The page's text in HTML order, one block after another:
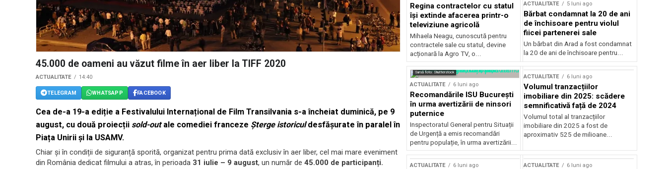
45.000 de oameni au văzut filme în aer liber la TIFF 2020
ACTUALITATE 14:40
TELEGRAM WHATSAPP FACEBOOK
Cea de-a 19-a ediție a Festivalului Internațional de Film Transilvania s-a încheiat duminică, pe 9
august, cu două proiecții sold-outale comediei franceze Șterge istoriculdesfășurate în paralel în
Piața Unirii și la USAMV.
Chiar și în condiții de siguranță sporită, organizat pentru prima dată exclusiv în aer liber, cel mai mare eveniment
din România dedicat filmului a atras, în perioada 31 iulie – 9 august, un număr de 45.000 de participanți.
Regina contractelor cu statul
își extinde afacerea printr-o
televiziune agricolă
Mihaela Neagu, cunoscută pentru
contractele sale cu statul, devine
acționară la Agro TV, o...
ACTUALITATE 5 luni ago
Bărbat condamnat la 20 de ani
de închisoare pentru violul
fiicei partenerei sale
Un bărbat din Arad a fost condamnat
la 20 de ani de închisoare pentru...
Sursă foto: Shutterstock
ACTUALITATE 6 luni ago
Recomandările ISU București
în urma avertizării de ninsori
puternice
Inspectoratul General pentru Situații
de Urgență a emis recomandări
pentru populație, în urma avertizării...
ACTUALITATE 6 luni ago
Volumul tranzacțiilor
imobiliare din 2025: scădere
semnificativă față de 2024
Volumul total al tranzacțiilor
imobiliare din 2025 a fost de
aproximativ 525 de milioane...
ACTUALITATE 6 luni ago ACTUALITATE 6 luni ago